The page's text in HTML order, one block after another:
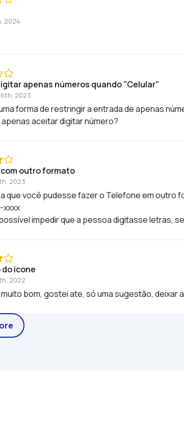
2024
apenas números quando "Celular"
2023
forma de restringir a entrada de apenas
aceitar digitar número?
outro formato
2023
que você pudesse fazer o Telefone em outro
xxxx
impedir que a pessoa digitasse letras,
icone
2022
muito bom, gostei ate, só uma sugestão, deixar